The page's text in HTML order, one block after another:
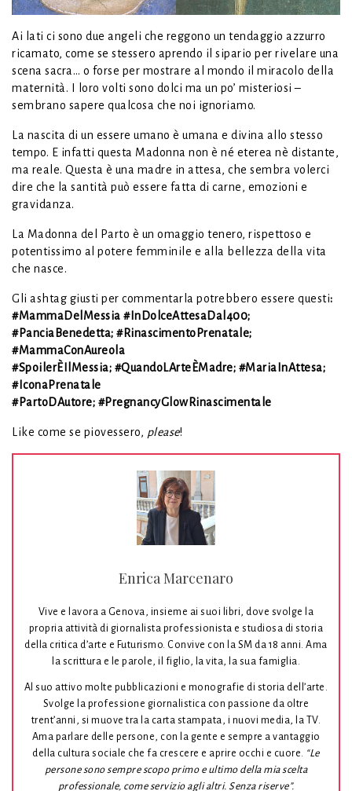
Ai lati ci sono due angeli che reggono un tendaggio azzurro
ricamato, come se stessero aprendo il sipario per rivelare una
scena sacra… o forse per mostrare al mondo il miracolo della
maternità. I loro volti sono dolci ma un po’ misteriosi –
sembrano sapere qualcosa che noi ignoriamo.
La nascita di un essere umano è umana e divina allo stesso
tempo. E infatti questa Madonna non è né eterea nè distante,
ma reale. Questa è una madre in attesa, che sembra volerci
dire che la santità può essere fatta di carne, emozioni e
gravidanza.
La Madonna del Parto è un omaggio tenero, rispettoso e
potentissimo al potere femminile e alla bellezza della vita
che nasce.
Gli ashtag giusti per commentarla potrebbero essere questi:
#MammaDelMessia #InDolceAttesaDal400;
#PanciaBenedetta; #RinascimentoPrenatale;
#MammaConAureola
#SpoilerÈIlMessia; #QuandoLArteÈMadre; #MariaInAttesa;
#IconaPrenatale
#PartoDAutore; #PregnancyGlowRinascimentale
Like come se piovessero, please!
Enrica Marcenaro
Vive e lavora a Genova, insieme ai suoi libri, dove svolge la
propria attività di giornalista professionista e studiosa di storia
della critica d’arte e Futurismo. Convive con la SM da 18 anni. Ama
la scrittura e le parole, il figlio, la vita, la sua famiglia.
Al suo attivo molte pubblicazioni e monografie di storia dell’arte.
Svolge la professione giornalistica con passione da oltre
trent’anni, si muove tra la carta stampata, i nuovi media, la TV.
Ama parlare delle persone, con la gente e sempre a vantaggio
della cultura sociale che fa crescere e aprire occhi e cuore. “Le
persone sono sempre scopo primo e ultimo della mia scelta
professionale, come servizio agli altri. Senza riserve”.